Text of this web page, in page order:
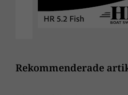
Rekommenderade